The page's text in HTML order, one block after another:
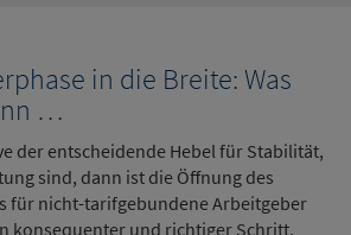
in die Breite: Was
…
der entscheidende Hebel für Stabilität,
sind, dann ist die Öffnung des
für nicht-tarifgebundene Arbeitgeber
konsequenter und richtiger Schritt.